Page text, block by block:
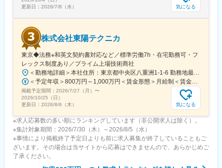
ギー事業に加え、くらし周り・ビジネス周りなど事業領域を拡げ
ながら成長していきます。
変更の範囲：会社の定める業務
更新日： 2026/7/8（水） 気になる
株式会社東陽テクニカ
東京◆法務※和英文契約書対応など／標準労働7h・在宅勤務可・フ
レックス制度あり／プライム上場技術商社
＜勤務地詳細＞本社住所：東京都中央区八重洲1-1-6 勤務地最寄駅：東京メトロ銀座線／日本橋駅受動喫煙対策：屋内全面禁煙変更の範囲：会社の定める事業所（リモートワーク含む）
＜予定年収＞800万円～1,000万円＜賃金形態＞月給制＜賃金内訳＞月額（基本給）：360,000円～410,000円その他固定手当/月：25,000円～164,000円＜月給＞385,000円～574,000円＜昇給有無＞有＜残業手当＞有＜給与補足＞※経験やスキルを考慮の上、当社規定により決定いたします。■昇給：年1回（4月）■賞与：年2回（6月・12月）賃金はあくまでも目安の金額であり、選考を通じて上下する可能性があります。月給(月額)は固定手当を含めた表記です。
掲載予定期間： 2026/7/27（月） 〜
2026/10/25（日）
更新日： 2026/8/6（木） 気になる
※求人応募数の多い順にランキングしています（非公開求人は除く）。
※集計対象期間：2026/7/30（木）～2026/8/5（水）
※事情により掲載終了予定日よりも前に求人募集が終了していることもご
ざいます。その場合は当サイトから応募はできませんので、あらかじめご
了承ください。